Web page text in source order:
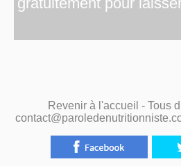
Revenir à l'accueil - Tous